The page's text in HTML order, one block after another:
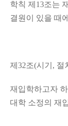
학칙 제 13조는
결원이 있을 때
제 32조(시기 , 절
재입학하고자
대학 소정의 재